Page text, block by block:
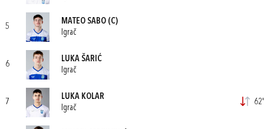
5
MATEO SABO (C)
Igrač
6
LUKA ŠARIĆ
Igrač
7
LUKA KOLAR
Igrač
62'